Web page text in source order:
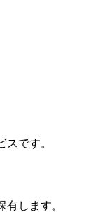
です。
します。